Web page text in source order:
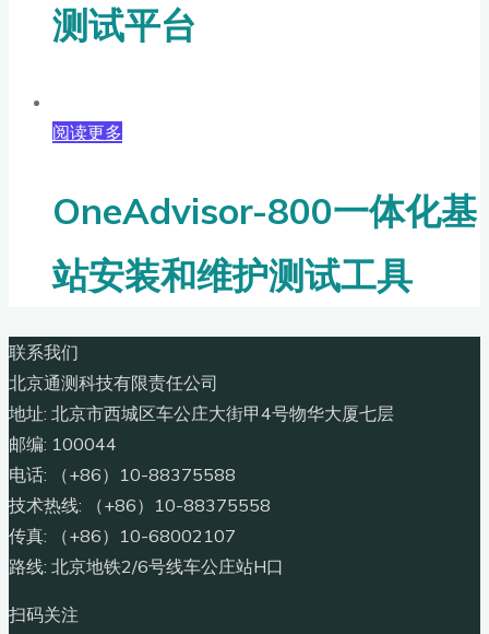
测试平台
阅读更多
OneAdvisor-800一体化基
站安装和维护测试工具
联系我们
北京通测科技有限责任公司
地址: 北京市西城区车公庄大街甲4号物华大厦七层
邮编: 100044
电话: （+86）10-88375588
技术热线: （+86）10-88375558
传真: （+86）10-68002107
路线: 北京地铁2/6号线车公庄站H口
扫码关注